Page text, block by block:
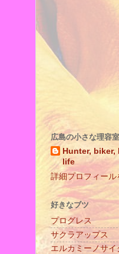
広島の小さな理容
Hunter,
life
詳細プロフィール
好きなブツ
プログレス
サクラアップス
エルカミーノサイ